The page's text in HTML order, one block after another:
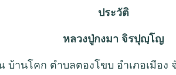
ประวัติ
หลวงปู่กงมา จิรปุญฺโญ
บ้านโคก ตำบลตองโขบ อำเภอเมือง